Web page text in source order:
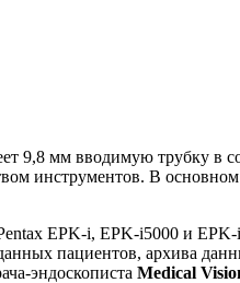
9,8 мм вводимую трубку в
инструментов. В
EPK-i, EPK-i5000 и
пациентов, архива
эндоскописта Medical